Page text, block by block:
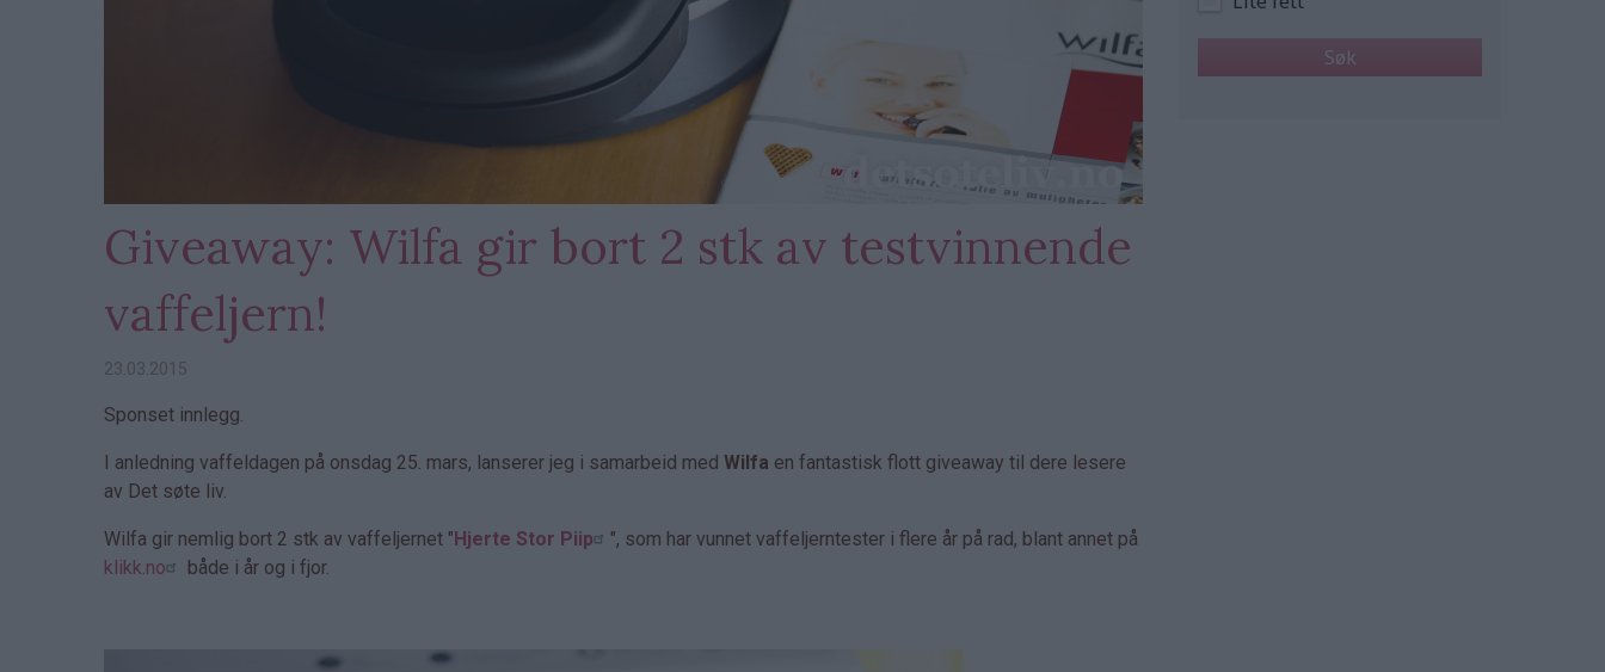
Giveaway: Wilfa gir bort 2 stk av testvinnende
vaffeljern!
23.03.2015
Sponset innlegg.
I anledning vaffeldagen på onsdag 25. mars, lanserer jeg i samarbeid med Wilfa en fantastisk flott giveaway til dere lesere
av Det søte liv.
Wilfa gir nemlig bort 2 stk av vaffeljernet "Hjerte Stor Piip
", som har vunnet vaffeljerntester i flere år på rad, blant annet på
klikk.no
både i år og i fjor.